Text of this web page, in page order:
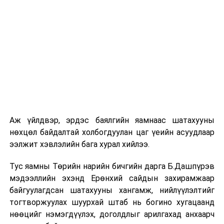
зөвлөлийн хуралдаанаар хэлэлцэв. Тус асуудлыг
нийслэлийн Агаар орчны бохирдлын асуудал
хариуцсан төслүүдийн удирдагч Д.Мөнхжаргал
банкнаас санаачилсан Ногоон хот болох үйл
ажиллагааны төлөвлөгөөт хөтөлбөрт Улаанбаатар
хот нэгдсэн. Уг төлөвлөгөө нь хотын хөгжлийн
тэргүүлэх чиглэлүүдийг тогтоож, санхүүжилтийг
шийдвэрлэхэд дэмжлэг үзүүлэх төсөл юм. Энэхүү
Аж үйлдвэр, эрдэс баялгийн яамнаас шатахууны
нөхцөл байдалтай холбогдуулан цаг үеийн асуудлаар
ээлжит хэвлэлийн бага хурал хийлээ.
Тус яамны Төрийн нарийн бичгийн дарга Б.Дашпүрэв
мэдээллийн эхэнд Ерөнхий сайдын захирамжаар
байгуулагдсан шатахууны хангамж, нийлүүлэлтийг
тогтворжуулах шуурхай штаб нь богино хугацаанд
нөөцийг нэмэгдүүлэх, доголдлыг арилгахад анхаарч